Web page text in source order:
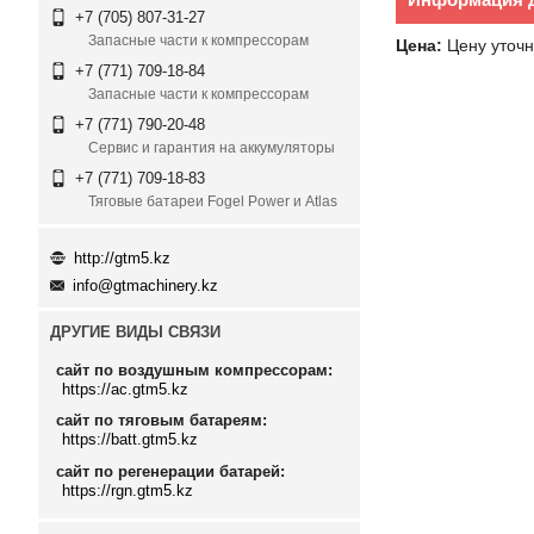
Цена: Цену
+7 (705) 807-31-27
Запасные части к компрессорам
+7 (771) 709-18-84
Запасные части к компрессорам
+7 (771) 790-20-48
Сервис и гарантия на аккумуляторы
+7 (771) 709-18-83
Тяговые батареи Fogel Power и Atlas
http://gtm5.kz
info@gtmachinery.kz
ДРУГИЕ ВИДЫ СВЯЗИ
сайт по воздушным компрессорам
https://ac.gtm5.kz
сайт по тяговым батареям
https://batt.gtm5.kz
сайт по регенерации батарей
https://rgn.gtm5.kz